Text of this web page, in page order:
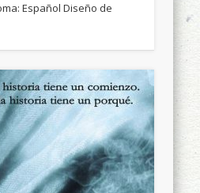
Español Diseño de